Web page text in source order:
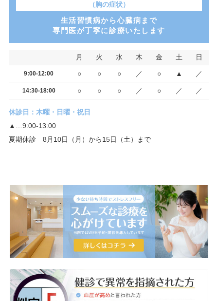
（胸の症状）
生活習慣病から心臓病まで
専門医が丁寧に診療いたします
月 火 水 木 金 土 日
9:00-12:00 ○ ○ ○ ／ ○ ▲ ／
14:30-18:00 ○ ○ ○ ／ ○ ／ ／
休診日：木曜・日曜・祝日
▲…9:00-13:00
夏期休診 8月10日（月）から15日（土）まで